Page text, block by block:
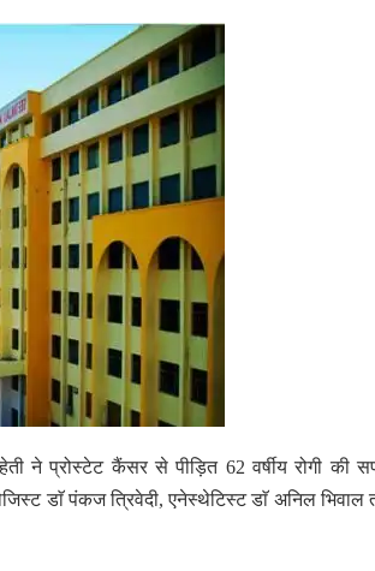
ने प्रोस्टेट कैंसर से पीड़ित 62 वर्षीय रोगी की
डाॅ पंकज त्रिवेदी, एनेस्थेटिस्ट डाॅ अनिल भिवाल